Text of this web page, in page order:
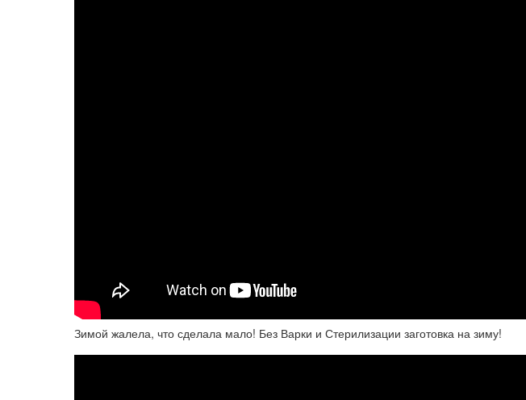
Зимой жалела, что сделала мало! Без Варки и Стерилизации заготовка на зиму!